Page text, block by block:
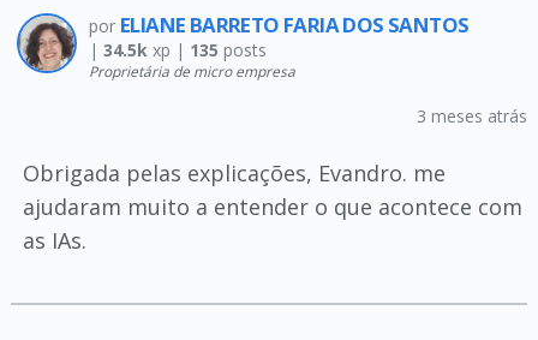
por ELIANE BARRETO FARIA DOS SANTOS
| 34.5kxp | 135 posts
Proprietária de micro empresa
3 meses atrás
Obrigada pelas explicações, Evandro. me
ajudaram muito a entender o que acontece com
as IAs.